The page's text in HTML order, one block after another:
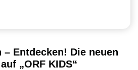
– Entdecken! Die neuen
„ORF KIDS“